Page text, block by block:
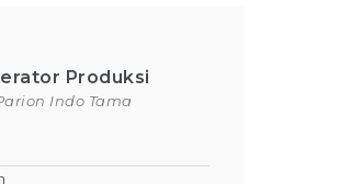
Produksi
Indo Tama